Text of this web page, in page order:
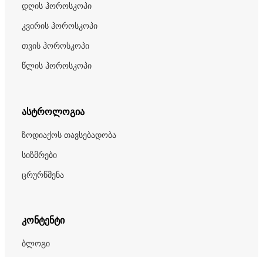
დღის ჰოროსკოპი
კვირის ჰოროსკოპი
თვის ჰოროსკოპი
წლის ჰოროსკოპი
ასტროლოგია
ზოდიაქოს თავსებადობა
სიზმრები
ცრურწმენა
კონტენტი
ბლოგი